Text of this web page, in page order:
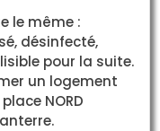
le même :
désinfecté,
pour la suite.
un logement
NORD